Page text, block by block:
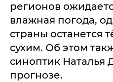
регионов
влажная погода,
страны останется
сухим. Об этом
синоптик Наталья
прогнозе.